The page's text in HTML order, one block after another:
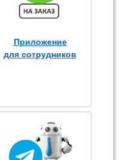
Приложение
для сотрудников